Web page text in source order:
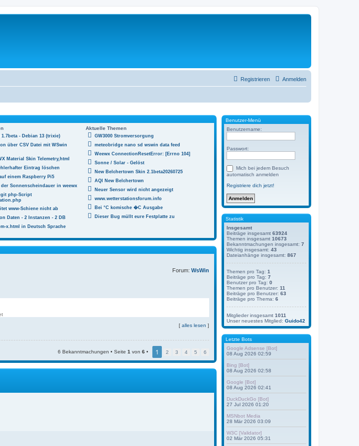
Anmelden
Registrieren
Aktuelle Themen
1.7beta - Debian 13 (trixie)
über CSV Datei mit WSwin
Material Skin Telemetry,html
Eintrag löschen
einem Raspberry Pi5
der Sonnenscheindauer in weewx
php-Script
www-Schiene nicht ab
Daten - 2 Instanzen - 2 DB
x.html in Deutsch Sprache
GW3000 Stromversorgung
meteobridge nano sd wswin data feed
Weewx ConnectionResetError: [Errno 104]
Sonne / Solar - Gelöst
New Belchertown Skin 2.1beta20260725
AQI New Belchertown
Neuer Sensor wird nicht angezeigt
www.wetterstationsforum.info
Bei °C komische �C Ausgabe
Dieser Bug müllt eure Festplatte zu
Forum: WsWin
[ alles lesen ]
6 Bekanntmachungen • Seite 1 von 6 • 1 2 3 4 5 6
Benutzer-Menü
Benutzername:
Passwort:
Mich bei jedem Besuch
automatisch anmelden
Registriere dich jetzt!
Statistik
Insgesamt
Beiträge insgesamt 63924
Themen insgesamt 10673
Bekanntmachungen insgesamt: 7
Wichtig insgesamt: 43
Dateianhänge insgesamt: 867
Themen pro Tag: 1
Beiträge pro Tag: 7
Benutzer pro Tag: 0
Themen pro Benutzer: 11
Beiträge pro Benutzer: 63
Beiträge pro Thema: 6
Mitglieder insgesamt 1011
Unser neuestes Mitglied: Guido42
Letzte Bots
Google Adsense [Bot]
08 Aug 2026 02:59
Bing [Bot]
08 Aug 2026 02:58
Google [Bot]
08 Aug 2026 02:41
DuckDuckGo [Bot]
27 Jul 2026 01:20
MSNbot Media
28 Mär 2026 03:09
W3C [Validator]
02 Mär 2026 05:31